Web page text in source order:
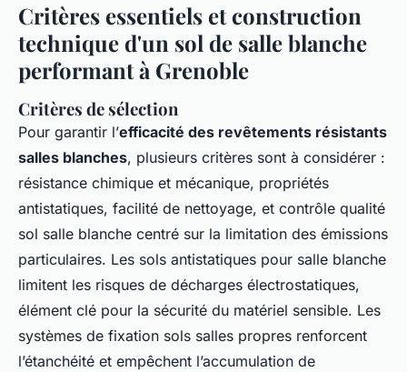
Critères essentiels et construction
technique d'un sol de salle blanche
performant à Grenoble
Critères de sélection
Pour garantir l’efficacité des revêtements résistants
salles blanches, plusieurs critères sont à considérer :
résistance chimique et mécanique, propriétés
antistatiques, facilité de nettoyage, et contrôle qualité
sol salle blanche centré sur la limitation des émissions
particulaires. Les sols antistatiques pour salle blanche
limitent les risques de décharges électrostatiques,
élément clé pour la sécurité du matériel sensible. Les
systèmes de fixation sols salles propres renforcent
l’étanchéité et empêchent l’accumulation de